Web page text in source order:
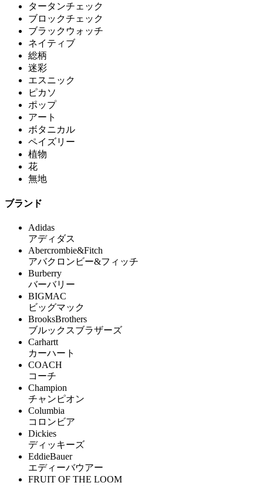
タータンチェック
ブロックチェック
ブラックウォッチ
ネイティブ
総柄
迷彩
エスニック
ピカソ
ポップ
アート
ボタニカル
ペイズリー
植物
花
無地
ブランド
Adidas
アディダス
Abercrombie&Fitch
アバクロンビー&フィッチ
Burberry
バーバリー
BIGMAC
ビッグマック
BrooksBrothers
ブルックスブラザーズ
Carhartt
カーハート
COACH
コーチ
Champion
チャンピオン
Columbia
コロンビア
Dickies
ディッキーズ
EddieBauer
エディーバウアー
FRUIT OF THE LOOM